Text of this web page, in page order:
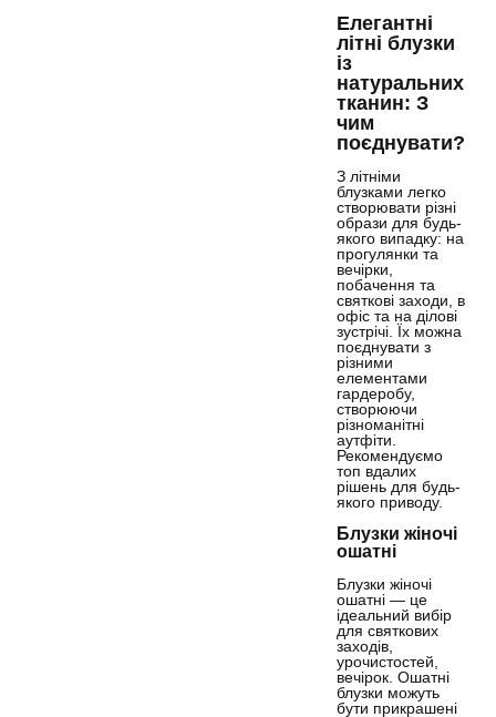
Елегантні
літні блузки
із
натуральних
тканин: З
чим
поєднувати?
З літніми
блузками легко
створювати різні
образи для будь-
якого випадку: на
прогулянки та
вечірки,
побачення та
святкові заходи, в
офіс та на ділові
зустрічі. Їх можна
поєднувати з
різними
елементами
гардеробу,
створюючи
різноманітні
аутфіти.
Рекомендуємо
топ вдалих
рішень для будь-
якого приводу.
Блузки жіночі
ошатні
Блузки жіночі
ошатні — це
ідеальний вибір
для святкових
заходів,
урочистостей,
вечірок. Ошатні
блузки можуть
бути прикрашені